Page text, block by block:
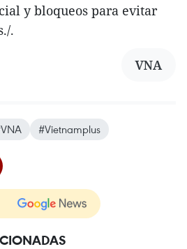
y bloqueos para evitar
.
VNA
#Vietnamplus